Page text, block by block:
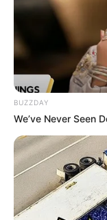
14:45 / 06 Avqust
Qurdlar niyə
sirrini
88
BUZZDAY
We’ve Never Seen